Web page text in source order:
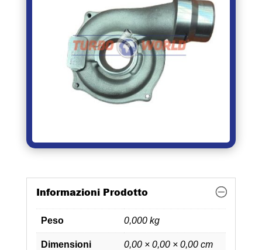
Informazioni Prodotto
Peso 0,000 kg
Dimensioni 0,00 × 0,00 × 0,00 cm